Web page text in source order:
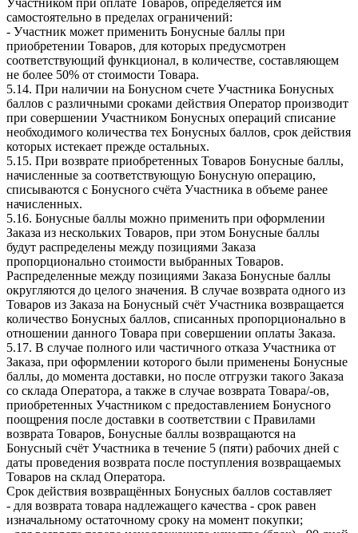
самостоятельно в пределах ограничений:
- Участник может применить Бонусные баллы при
приобретении Товаров, для которых предусмотрен
соответствующий функционал, в количестве, составляющем
не более 50% от стоимости Товара.
5.14. При наличии на Бонусном счете Участника Бонусных
баллов с различными сроками действия Оператор производит
при совершении Участником Бонусных операций списание
необходимого количества тех Бонусных баллов, срок действия
которых истекает прежде остальных.
5.15. При возврате приобретенных Товаров Бонусные баллы,
начисленные за соответствующую Бонусную операцию,
списываются с Бонусного счёта Участника в объеме ранее
начисленных.
5.16. Бонусные баллы можно применить при оформлении
Заказа из нескольких Товаров, при этом Бонусные баллы
будут распределены между позициями Заказа
пропорционально стоимости выбранных Товаров.
Распределенные между позициями Заказа Бонусные баллы
округляются до целого значения. В случае возврата одного из
Товаров из Заказа на Бонусный счёт Участника возвращается
количество Бонусных баллов, списанных пропорционально в
отношении данного Товара при совершении оплаты Заказа.
5.17. В случае полного или частичного отказа Участника от
Заказа, при оформлении которого были применены Бонусные
баллы, до момента доставки, но после отгрузки такого Заказа
со склада Оператора, а также в случае возврата Товара/-ов,
приобретенных Участником с предоставлением Бонусного
поощрения после доставки в соответствии с Правилами
возврата Товаров, Бонусные баллы возвращаются на
Бонусный счёт Участника в течение 5 (пяти) рабочих дней с
даты проведения возврата после поступления возвращаемых
Товаров на склад Оператора.
Срок действия возвращённых Бонусных баллов составляет
- для возврата товара надлежащего качества - срок равен
изначальному остаточному сроку на момент покупки;